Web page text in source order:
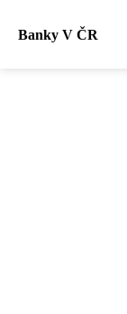
Banky V ČR